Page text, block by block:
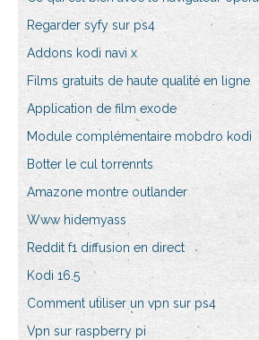
Regarder syfy sur ps4
Addons kodi navi x
Films gratuits de haute qualité en ligne
Application de film exode
Module complémentaire mobdro kodi
Botter le cul torrennts
Amazone montre outlander
Www hidemyass
Reddit f1 diffusion en direct
Kodi 16.5
Comment utiliser un vpn sur ps4
Vpn sur raspberry pi